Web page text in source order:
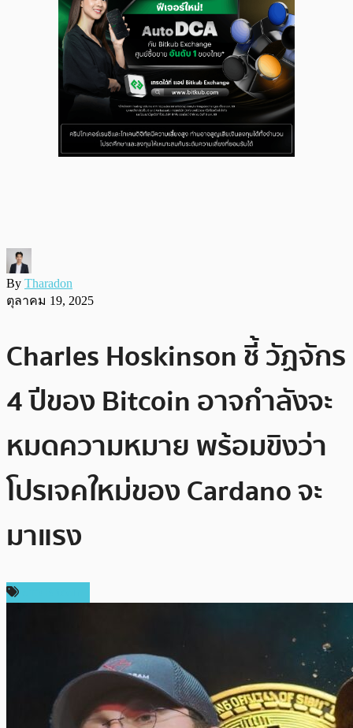
By Tharadon
ตุลาคม 19, 2025
Charles Hoskinson ชี้ วัฏจักร
4 ปีของ Bitcoin อาจกำลังจะ
หมดความหมาย พร้อมขิงว่า
โปรเจคใหม่ของ Cardano จะ
มาแรง